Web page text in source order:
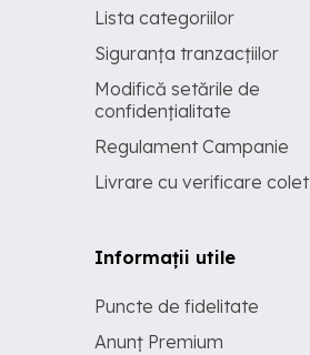
Lista categoriilor
Siguranța tranzacțiilor
Modifică setările de
confidențialitate
Regulament Campanie
Livrare cu verificare colet
Informații utile
Puncte de fidelitate
Anunț Premium